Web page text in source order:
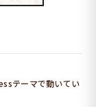
テーマで動いてい